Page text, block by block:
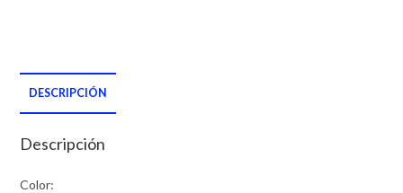
DESCRIPCIÓN
Descripción
Color: